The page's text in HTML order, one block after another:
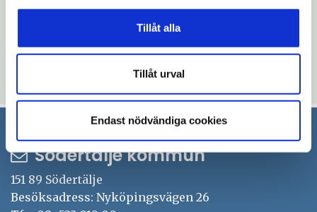
Tillåt alla
Tillåt urval
Endast nödvändiga cookies
även ha fler verktyg och större mandat.
Södertälje kommun
151 89 Södertälje
Besöksadress: Nyköpingsvägen 26